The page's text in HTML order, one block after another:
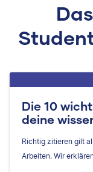
Die 10
deine
Richtig zitieren gilt
Arbeiten. Wir